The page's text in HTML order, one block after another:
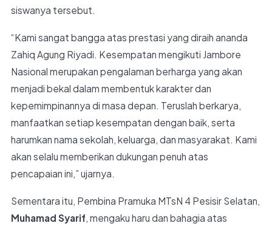
siswanya tersebut.
“Kami sangat bangga atas prestasi yang diraih ananda
Zahiq Agung Riyadi. Kesempatan mengikuti Jambore
Nasional merupakan pengalaman berharga yang akan
menjadi bekal dalam membentuk karakter dan
kepemimpinannya di masa depan. Teruslah berkarya,
manfaatkan setiap kesempatan dengan baik, serta
harumkan nama sekolah, keluarga, dan masyarakat. Kami
akan selalu memberikan dukungan penuh atas
pencapaian ini,” ujarnya.
Sementara itu, Pembina Pramuka MTsN 4 Pesisir Selatan,
Muhamad Syarif, mengaku haru dan bahagia atas